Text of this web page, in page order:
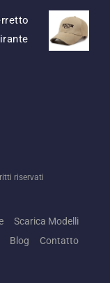
riservati
Scarica Modelli
Blog Contatto